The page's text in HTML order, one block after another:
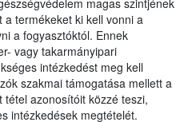
magas szintjének
termékeket ki kell vonni a
a fogyasztóktól. Ennek
vagy takarmányipari
intézkedést meg kell
szakmai támogatása mellett a
azonosítóit közzé teszi,
intézkedések megtételét.